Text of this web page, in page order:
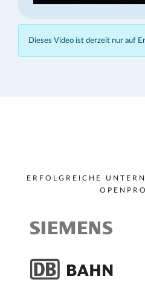
Dieses Video ist derzeit nur auf
ERFOLGREICHE